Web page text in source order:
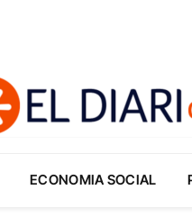
ECONOMIA SOCIAL